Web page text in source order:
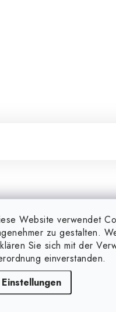
Website verwendet
zu gestalten.
Sie sich mit der
einverstanden.
Einstellungen